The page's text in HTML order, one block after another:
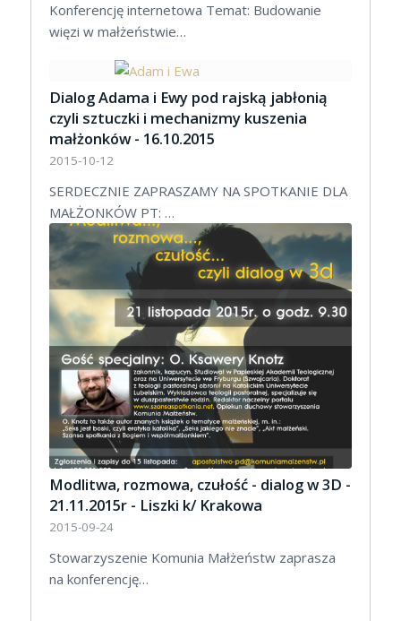
Konferencję internetowa Temat: Budowanie
więzi w małżeństwie…
Dialog Adama i Ewy pod rajską jabłonią
czyli sztuczki i mechanizmy kuszenia
małżonków - 16.10.2015
2015-10-12
SERDECZNIE ZAPRASZAMY NA SPOTKANIE DLA
MAŁŻONKÓW PT: …
Modlitwa, rozmowa, czułość - dialog w 3D -
21.11.2015r - Liszki k/ Krakowa
2015-09-24
Stowarzyszenie Komunia Małżeństw zaprasza
na konferencję…